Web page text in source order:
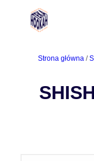
Strona główna/